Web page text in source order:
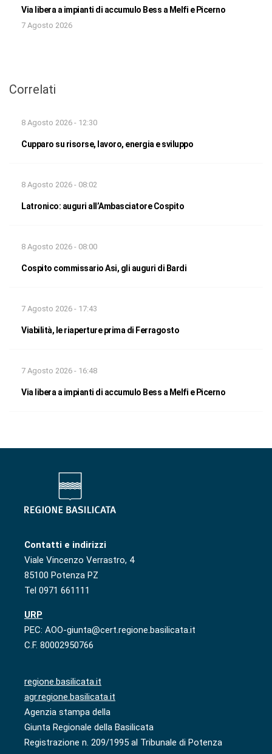
Via libera a impianti di accumulo Bess a Melfi e Picerno
7 Agosto 2026
Correlati
8 Agosto 2026 - 12:30
Cupparo su risorse, lavoro, energia e sviluppo
8 Agosto 2026 - 08:02
Latronico: auguri all’Ambasciatore Cospito
8 Agosto 2026 - 08:00
Cospito commissario Asi, gli auguri di Bardi
7 Agosto 2026 - 17:43
Viabilità, le riaperture prima di Ferragosto
7 Agosto 2026 - 16:48
Via libera a impianti di accumulo Bess a Melfi e Picerno
Contatti e indirizzi
Viale Vincenzo Verrastro, 4
85100 Potenza PZ
Tel 0971 661111
URP
PEC: AOO-giunta@cert.regione.basilicata.it
C.F. 80002950766
regione.basilicata.it
agr.regione.basilicata.it
Agenzia stampa della
Giunta Regionale della Basilicata
Registrazione n. 209/1995 al Tribunale di Potenza